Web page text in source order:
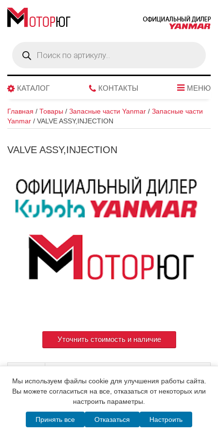
товаров
КАТАЛОГ КОНТАКТЫ МЕНЮ
Главная / Товары / Запасные части Yanmar / Запасные части
Yanmar / VALVE ASSY,INJECTION
VALVE ASSY,INJECTION
Уточнить стоимость и наличие
© 2015. Все права защищены.Мотор-Юг
Написать в MAX Telegram WhatsApp Позвонить
Мы используем файлы cookie для улучшения работы сайта.
Вы можете согласиться на все, отказаться от некоторых или
настроить параметры.
Принять все Отказаться Настроить